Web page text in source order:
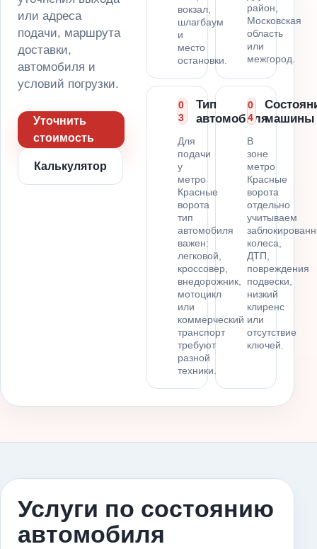
или адреса
подачи, маршрута
доставки,
автомобиля и
условий погрузки.
Уточнить
стоимость
Калькулятор
вокзал,
шлагбаум
и
место
остановки.
район,
Московская
область
или
межгород.
0
3
Тип
автомобиля
Для
подачи
у
метро
Красные
ворота
тип
автомобиля
важен:
легковой,
кроссовер,
внедорожник,
мотоцикл
или
коммерческий
транспорт
требуют
разной
техники.
0
4
машины
В
зоне
метро
Красные
ворота
отдельно
учитываем
колеса,
ДТП,
повреждения
подвески,
низкий
клиренс
или
отсутствие
ключей.
Услуги по состоянию
автомобиля